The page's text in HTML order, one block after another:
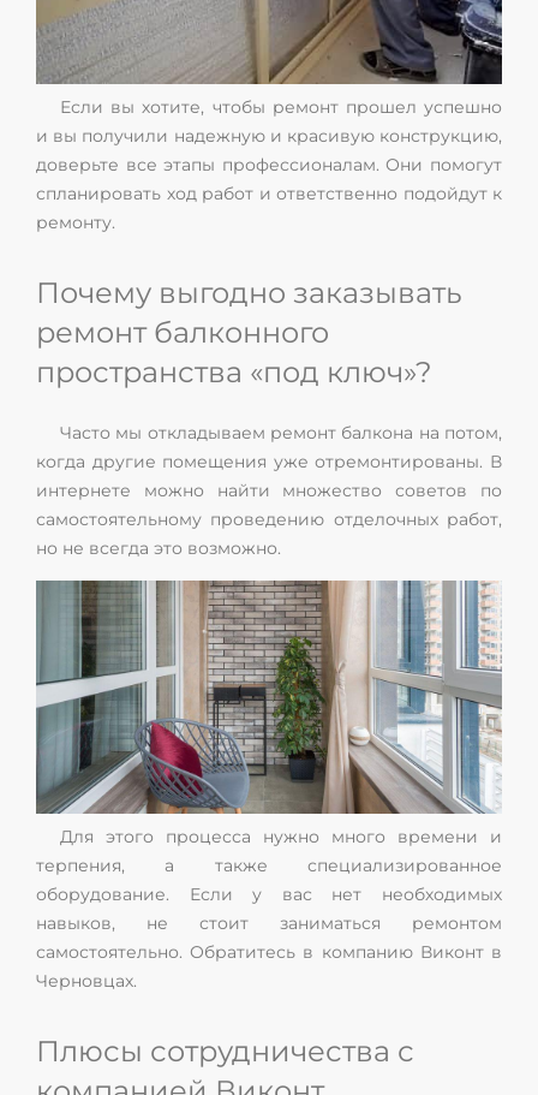
Если вы хотите, чтобы ремонт прошел успешно
и вы получили надежную и красивую конструкцию,
доверьте все этапы профессионалам. Они помогут
спланировать ход работ и ответственно подойдут к
ремонту.
Почему выгодно заказывать
ремонт балконного
пространства «под ключ»?
Часто мы откладываем ремонт балкона на потом,
когда другие помещения уже отремонтированы. В
интернете можно найти множество советов по
самостоятельному проведению отделочных работ,
но не всегда это возможно.
Для этого процесса нужно много времени и
терпения, а также специализированное
оборудование. Если у вас нет необходимых
навыков, не стоит заниматься ремонтом
самостоятельно. Обратитесь в компанию Виконт в
Черновцах.
Плюсы сотрудничества с